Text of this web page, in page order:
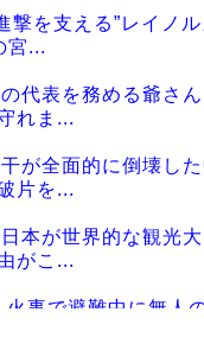
撃を支える”レイノ
宮...
代表を務める爺さ
れま...
が全面的に倒壊し
片を...
本が世界的な観光
がこ...
事で避難中に無人